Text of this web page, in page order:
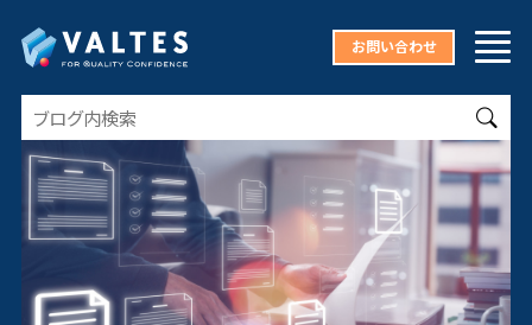
お問い合わせ